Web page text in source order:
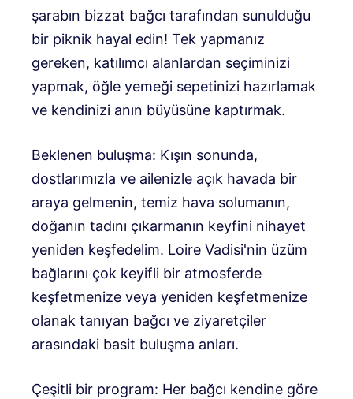
şarabın bizzat bağcı tarafından sunulduğu
bir piknik hayal edin! Tek yapmanız
gereken, katılımcı alanlardan seçiminizi
yapmak, öğle yemeği sepetinizi hazırlamak
ve kendinizi anın büyüsüne kaptırmak.
Beklenen buluşma: Kışın sonunda,
dostlarımızla ve ailenizle açık havada bir
araya gelmenin, temiz hava solumanın,
doğanın tadını çıkarmanın keyfini nihayet
yeniden keşfedelim. Loire Vadisi'nin üzüm
bağlarını çok keyifli bir atmosferde
keşfetmenize veya yeniden keşfetmenize
olanak tanıyan bağcı ve ziyaretçiler
arasındaki basit buluşma anları.
Çeşitli bir program: Her bağcı kendine göre